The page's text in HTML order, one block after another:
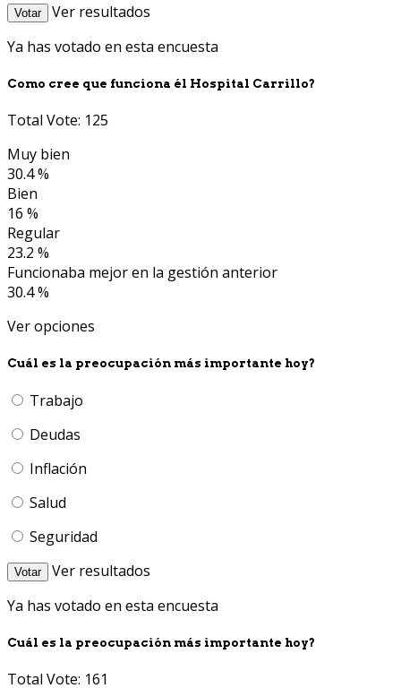
Votar
Ver resultados
Ya has votado en esta encuesta
Como cree que funciona él Hospital Carrillo?
Total Vote: 125
Muy bien
30.4 %
Bien
16 %
Regular
23.2 %
Funcionaba mejor en la gestión anterior
30.4 %
Ver opciones
Cuál es la preocupación más importante hoy?
Trabajo
Deudas
Inflación
Salud
Seguridad
Votar
Ver resultados
Ya has votado en esta encuesta
Cuál es la preocupación más importante hoy?
Total Vote: 161